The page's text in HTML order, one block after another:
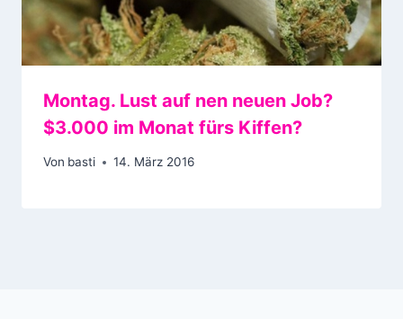
Montag. Lust auf nen neuen Job?
$3.000 im Monat fürs Kiffen?
Von basti 14. März 2016